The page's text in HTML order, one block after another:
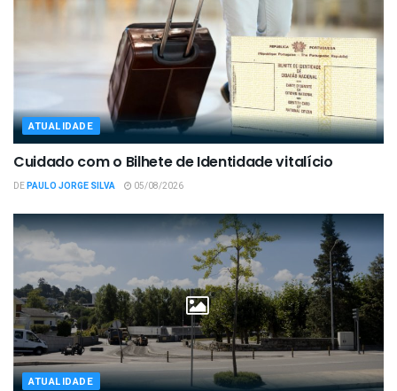
ATUALIDADE
Cuidado com o Bilhete de Identidade vitalício
DEPAULO JORGE SILVA 05/08/2026
ATUALIDADE